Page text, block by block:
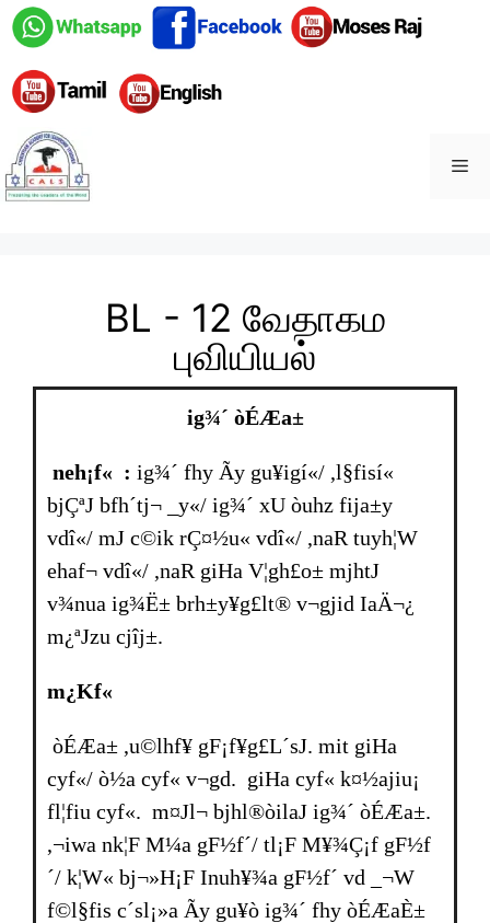
BL - 12 வேதாகம
புவியியல்
ig¾´ òÉÆa±
neh¡f« : ig¾´ fhy Ãy gu¥igí«/ ,l§fisí«
bjÇªJ bfh´tj¬ _y«/ ig¾´ xU òuhz fija±y
vdî«/ mJ c©ik rÇ¤½u« vdî«/ ,naR tuyh¦W
ehaf¬ vdî«/ ,naR giHa V¦gh£o± mjhtJ
v¾nua ig¾Ë± brh±y¥g£lt® v¬gjid IaÄ¬¿
m¿ªJzu cjîj±.
m¿Kf«
òÉÆa± ,u©lhf¥ gF¡f¥g£L´sJ. mit giHa
cyf«/ ò½a cyf« v¬gd. giHa cyf« k¤½ajiu¡
fl¦fiu cyf«. m¤Jl¬ bjhl®òilaJ ig¾´ òÉÆa±.
,¬iwa nk¦F M¼a gF½f´/ tl¡F M¥¾Ç¡f gF½f
´/ k¦W« bj¬»H¡F Inuh¥¾a gF½f´ vd _¬W
f©l§fis c´sl¡»a Ãy gu¥ò ig¾´ fhy òÉÆaÈ±